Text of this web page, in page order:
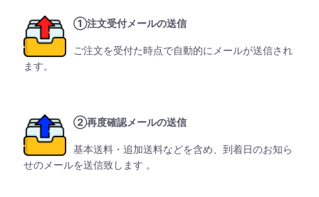
①注文受付メールの送信
ご注文を受付た時点で自動的にメールが送信され
ます。
②再度確認メールの送信
基本送料・追加送料などを含め、到着日のお知ら
せのメールを送信致します 。